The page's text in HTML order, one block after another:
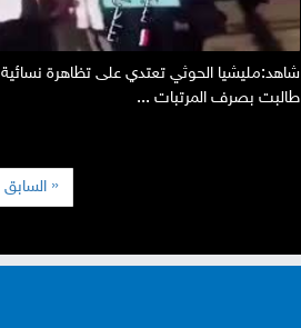
شاهد:مليشيا الحوثي تعتدي على تظاهرة نسائية
طالبت بصرف المرتبات ...
« السابق